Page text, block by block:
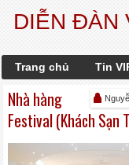
DIỄN ĐÀN
Trang chủ Tin
Nhà hàng
Festival (Khách Sạn